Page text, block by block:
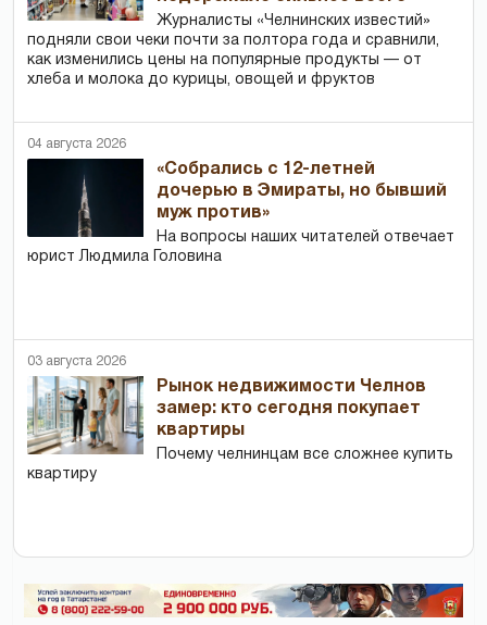
Журналисты «Челнинских известий»
подняли свои чеки почти за полтора года и сравнили,
как изменились цены на популярные продукты — от
хлеба и молока до курицы, овощей и фруктов
04 августа 2026
«Собрались с 12-летней
дочерью в Эмираты, но бывший
муж против»
На вопросы наших читателей отвечает
юрист Людмила Головина
03 августа 2026
Рынок недвижимости Челнов
замер: кто сегодня покупает
квартиры
Почему челнинцам все сложнее купить
квартиру